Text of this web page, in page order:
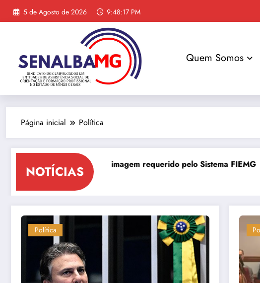
Saltar
para
5 de Agosto de 2026 9:48:18 PM
Quem Somos
Página inicial Política
NOTÍCIAS
para uso da imagem requerido pelo Sistema FIEMG NOTA
30 de
Política